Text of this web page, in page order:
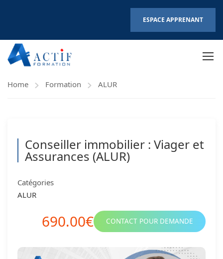
ESPACE APPRENANT
Home Formation ALUR
Conseiller immobilier : Viager et
Assurances (ALUR)
Catégories
ALUR
690.00€ CONTACT POUR DEMANDE